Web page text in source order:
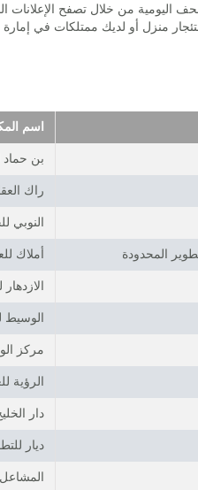
اليومية من خلال تصفح الإعلانات
منزل أو لديك ممتلكات في
اسم
بن حماد
راك
النوبي
أملاك المحدودة
الوسيط
مركز
الرؤية
دار
ديار